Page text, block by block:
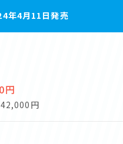
年4月11日発売
円
円